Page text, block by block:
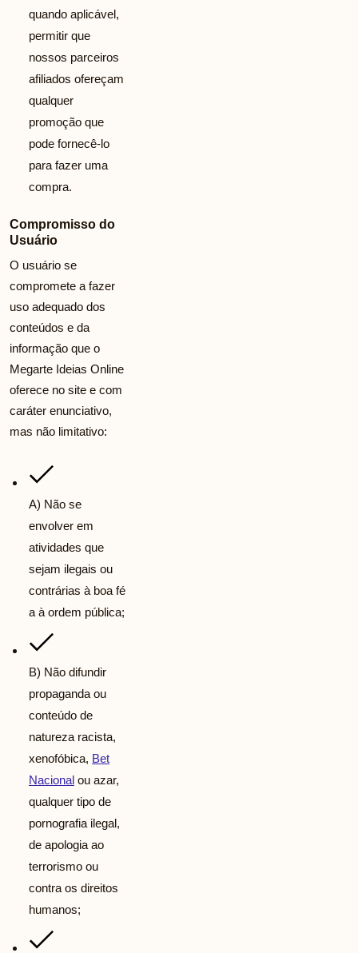
quando aplicável,
permitir que
nossos parceiros
afiliados ofereçam
qualquer
promoção que
pode fornecê-lo
para fazer uma
compra.
Compromisso do
Usuário
O usuário se
compromete a fazer
uso adequado dos
conteúdos e da
informação que o
Megarte Ideias Online
oferece no site e com
caráter enunciativo,
mas não limitativo:
A) Não se
envolver em
atividades que
sejam ilegais ou
contrárias à boa fé
a à ordem pública;
B) Não difundir
propaganda ou
conteúdo de
natureza racista,
xenofóbica, Bet
Nacional ou azar,
qualquer tipo de
pornografia ilegal,
de apologia ao
terrorismo ou
contra os direitos
humanos;